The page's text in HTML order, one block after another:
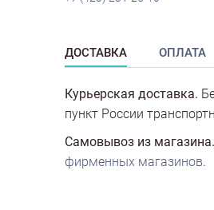
ДОСТАВКА ОПЛАТА
Курьерская доставка.
пункт России
Самовывоз из магазина.
фирменных магазинов.